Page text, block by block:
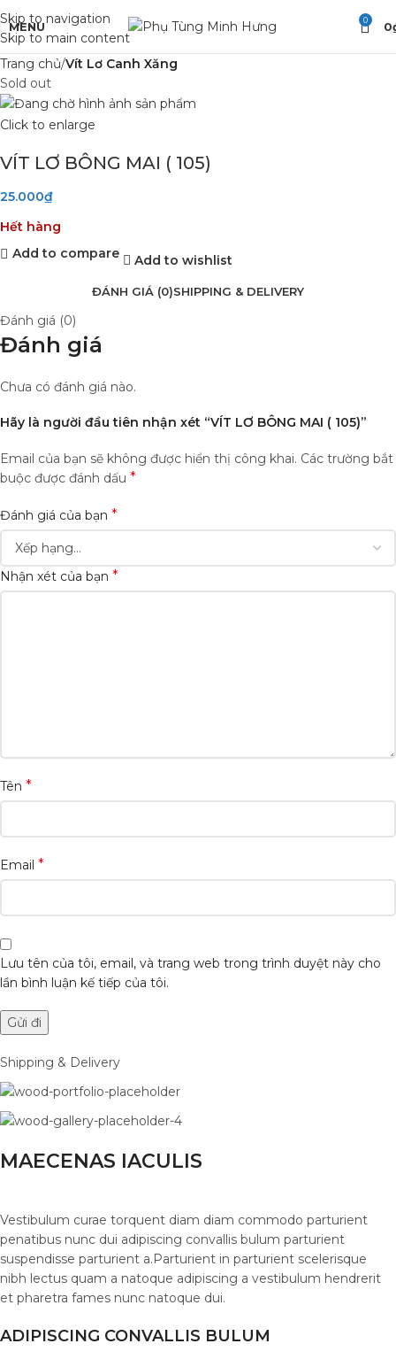
Skip to navigation
Skip to main content
MENU 0 0
Trang chủ Vít Lơ Canh Xăng
Sold out
Click to enlarge
VÍT LƠ BÔNG MAI ( 105)
25.000₫
Hết hàng
Add to compare
Add to wishlist
ĐÁNH GIÁ (0)SHIPPING & DELIVERY
Đánh giá (0)
Đánh giá
Chưa có đánh giá nào.
Hãy là người đầu tiên nhận xét “VÍT LƠ BÔNG MAI ( 105)”
Email của bạn sẽ không được hiển thị công khai. Các trường bắt
buộc được đánh dấu *
Đánh giá của bạn *
Nhận xét của bạn *
Tên *
Email *
Lưu tên của tôi, email, và trang web trong trình duyệt này cho
lần bình luận kế tiếp của tôi.
Shipping & Delivery
MAECENAS IACULIS
Vestibulum curae torquent diam diam commodo parturient
penatibus nunc dui adipiscing convallis bulum parturient
suspendisse parturient a.Parturient in parturient scelerisque
nibh lectus quam a natoque adipiscing a vestibulum hendrerit
et pharetra fames nunc natoque dui.
ADIPISCING CONVALLIS BULUM